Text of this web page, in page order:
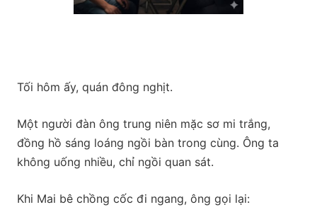
Tối hôm ấy, quán đông nghịt.
Một người đàn ông trung niên mặc sơ mi trắng,
đồng hồ sáng loáng ngồi bàn trong cùng. Ông ta
không uống nhiều, chỉ ngồi quan sát.
Khi Mai bê chồng cốc đi ngang, ông gọi lại: